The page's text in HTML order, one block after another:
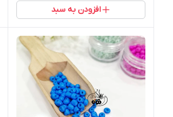
افزودن به سبد